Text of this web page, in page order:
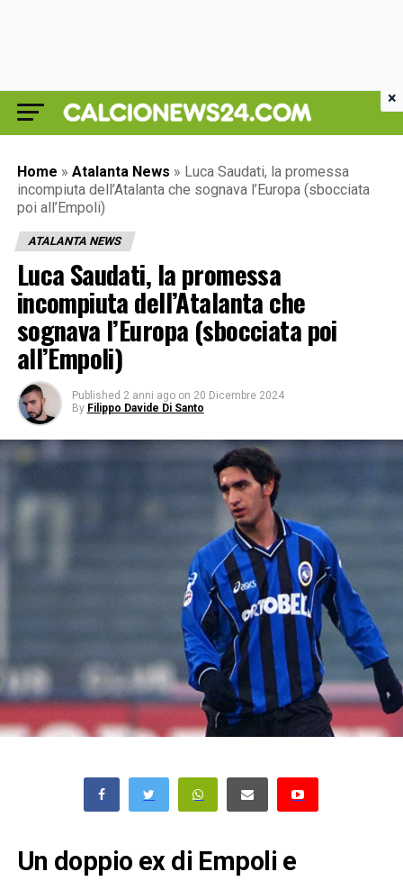
Home » Atalanta News » Luca Saudati, la promessa
incompiuta dell’Atalanta che sognava l’Europa (sbocciata
poi all’Empoli)
ATALANTA NEWS
Luca Saudati, la promessa
incompiuta dell’Atalanta che
sognava l’Europa (sbocciata poi
all’Empoli)
Published 2 anni ago on 20 Dicembre 2024
By Filippo Davide Di Santo
Un doppio ex di Empoli e
×